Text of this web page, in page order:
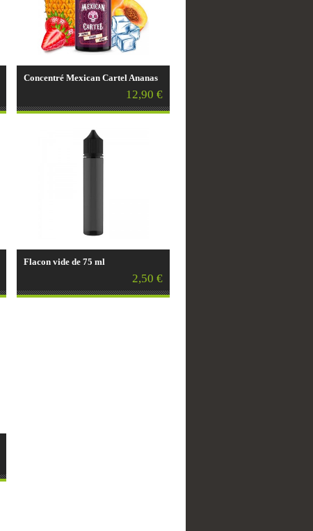
Concentré Mexican Cartel Ananas
12,90 €
Flacon vide de 75 ml
2,50 €